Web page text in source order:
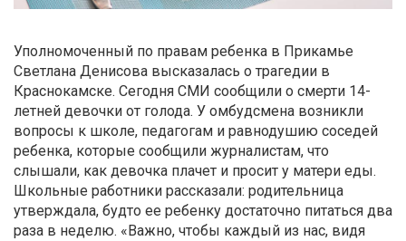
Уполномоченный по правам ребенка в Прикамье
Светлана Денисова высказалась о трагедии в
Краснокамске. Сегодня СМИ сообщили о смерти 14-
летней девочки от голода. У омбудсмена возникли
вопросы к школе, педагогам и равнодушию соседей
ребенка, которые сообщили журналистам, что
слышали, как девочка плачет и просит у матери еды.
Школьные работники рассказали: родительница
утверждала, будто ее ребенку достаточно питаться два
раза в неделю. «Важно, чтобы каждый из нас, видя